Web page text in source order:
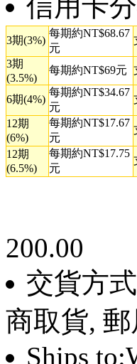
信用卡
3期(3%)
每期約NT$68.67
元
3期
(3.5%)
每期約NT$69元
6期(4%)
每期約NT$34.67
元
12期
(6%)
每期約NT$17.67
元
12期
(6.5%)
每期約NT$17.75
元
200.00
交貨方
商取貨,
Ships